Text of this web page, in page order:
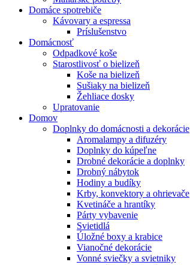
Domáce spotrebiče
Kávovary a espressa
Príslušenstvo
Domácnosť
Odpadkové koše
Starostlivosť o bielizeň
Koše na bielizeň
Sušiaky na bielizeň
Žehliace dosky
Upratovanie
Domov
Doplnky do domácnosti a dekorácie
Aromalampy a difuzéry
Doplnky do kúpeľne
Drobné dekorácie a doplnky
Drobný nábytok
Hodiny a budíky
Krby, konvektory a ohrievače
Kvetináče a hrantíky
Párty vybavenie
Svietidlá
Úložné boxy a krabice
Vianočné dekorácie
Vonné sviečky a svietniky